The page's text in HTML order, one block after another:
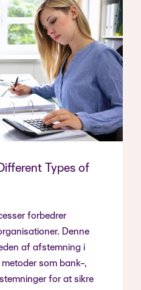
Types of
forbedrer
Denne
af afstemning i
som bank-,
for at sikre